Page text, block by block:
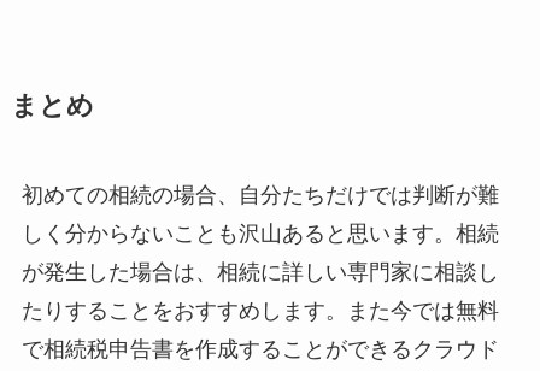
まとめ
初めての相続の場合、自分たちだけでは判断が難
しく分からないことも沢山あると思います。相続
が発生した場合は、相続に詳しい専門家に相談し
たりすることをおすすめします。また今では無料
で相続税申告書を作成することができるクラウド